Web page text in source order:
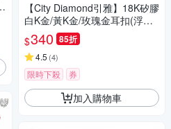
【City Diamond引雅】18K矽膠
白K金/黃K金/玫瑰金耳扣(浮光
流影系列)
$340 85折
4.5 (4)
限時下殺 券
加入購物車